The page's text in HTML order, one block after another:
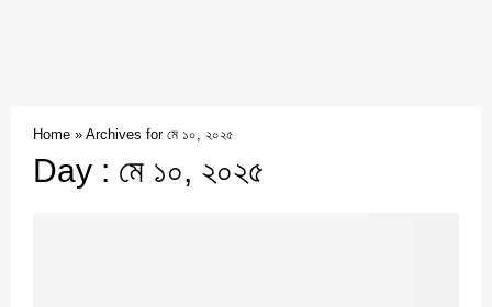
Home » Archives for মে ১০, ২০২৫
Day : মে ১০, ২০২৫